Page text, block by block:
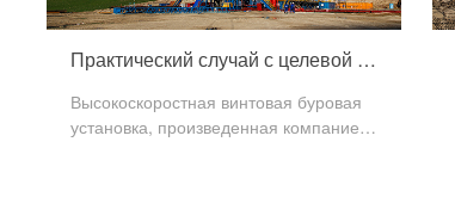
Практический случай с целевой скважиной
Высокоскоростная винтовая буровая
установка, произведенная компанией